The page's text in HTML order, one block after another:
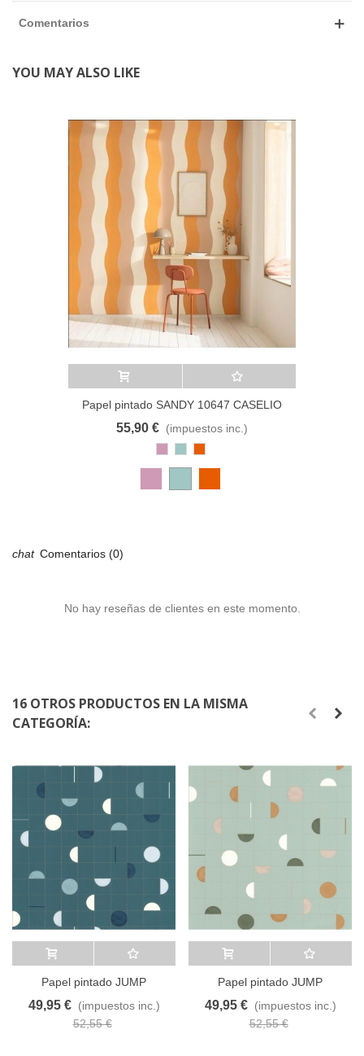
Comentarios
YOU MAY ALSO LIKE
Añadir al carrito A lista de deseos
Papel pintado SANDY 10647 CASELIO
55,90 € (impuestos inc.)
Comentarios (0)
No hay reseñas de clientes en este momento.
16 OTROS PRODUCTOS EN LA MISMA
CATEGORÍA:
Añadir al carrito A lista de deseos
Papel pintado JUMP
AROUND 102866029
49,95 € (impuestos inc.)
52,55 €
Añadir al carrito A lista de deseos
Papel pintado JUMP
AROUND 102867062
49,95 € (impuestos inc.)
52,55 €